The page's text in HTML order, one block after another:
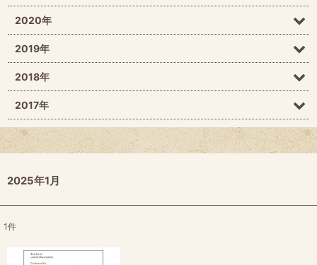
2025年1月
1件
2020年
2019年
2018年
2017年